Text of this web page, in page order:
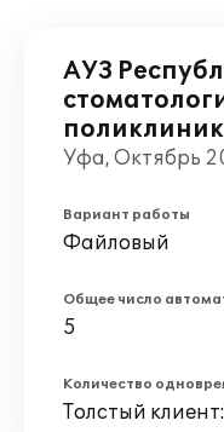
АУЗ
Уфа, Октябрь
Вариант работы
Файловый
Общее число
5
Количество
Толстый